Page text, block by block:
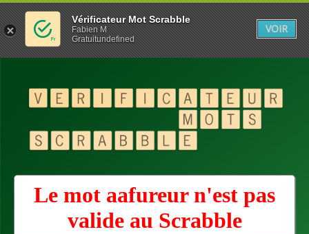
Le mot aafureur n'est pas
valide au Scrabble
Vérificateur Mot Scrabble
Fabien M
Gratuitundefined
VOIR